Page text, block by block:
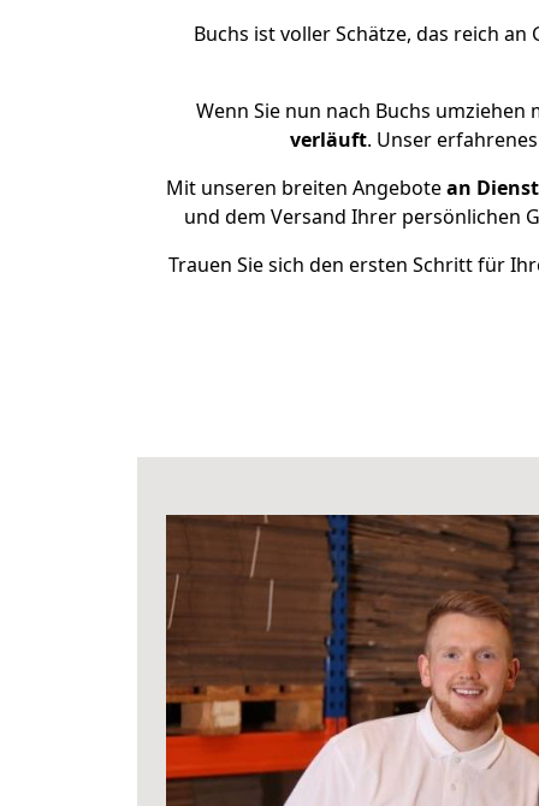
Buchs ist voller Schätze, das reich
Wenn Sie nun nach Buchs
verläuft. Unser
Mit unseren breiten Angebotean
und dem Versand Ihrer persönlichen
Trauen Sie sich den ersten Schritt für